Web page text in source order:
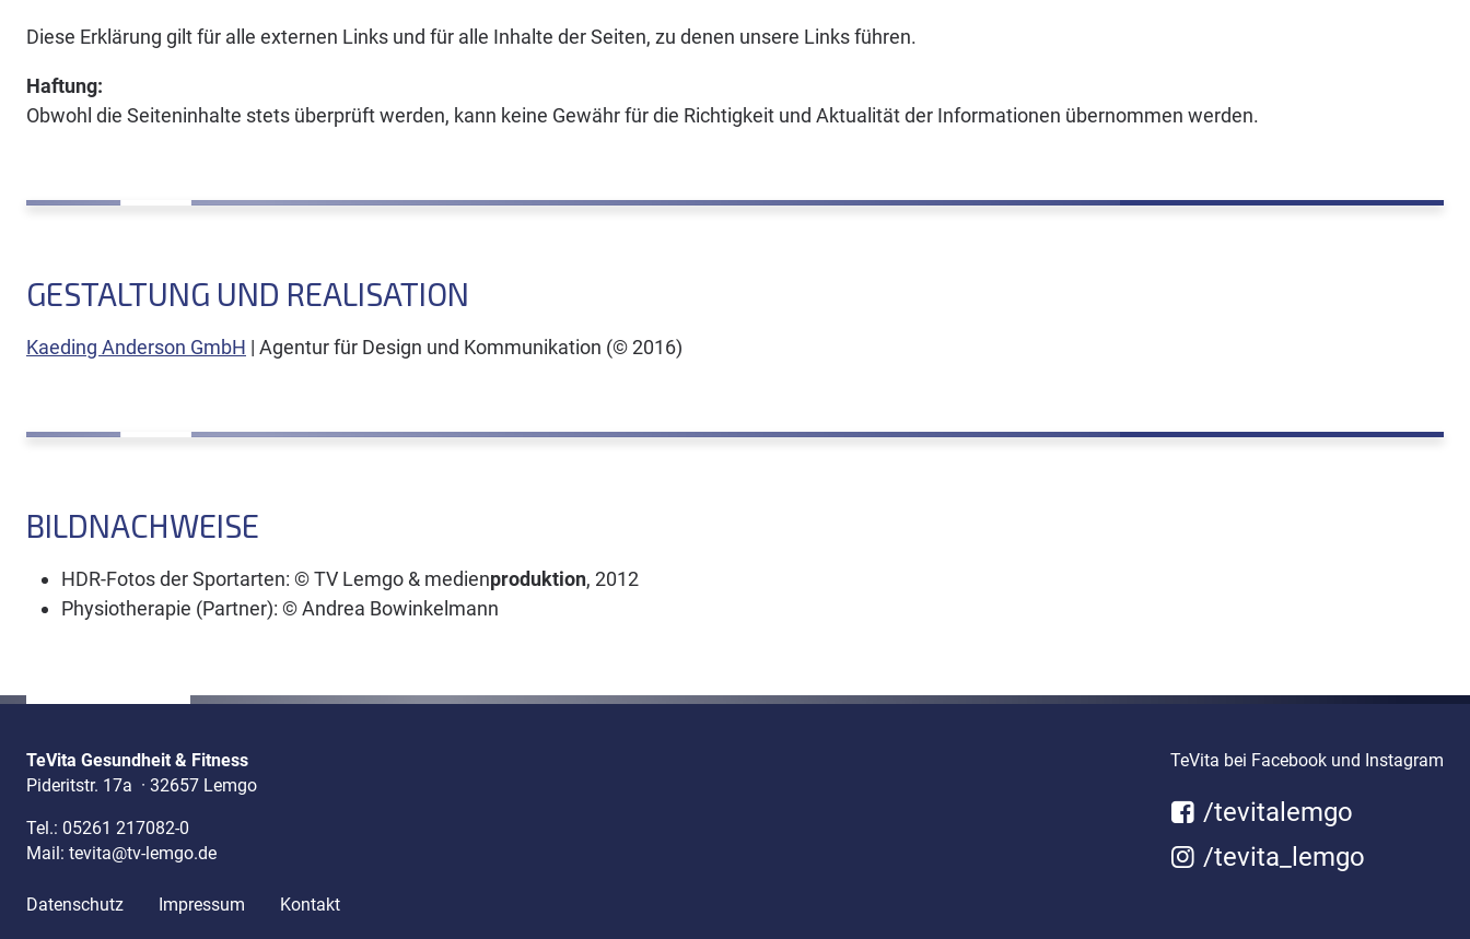
Diese Erklärung gilt für alle externen Links und für alle Inhalte der Seiten, zu denen unsere Links führen.
Haftung:
Obwohl die Seiteninhalte stets überprüft werden, kann keine Gewähr für die Richtigkeit und Aktualität der Informationen übernommen werden.
GESTALTUNG UND REALISATION
Kaeding Anderson GmbH | Agentur für Design und Kommunikation (© 2016)
BILDNACHWEISE
HDR-Fotos der Sportarten: © TV Lemgo & medienproduktion, 2012
Physiotherapie (Partner): © Andrea Bowinkelmann
TeVita Gesundheit & Fitness
Pideritstr. 17a · 32657 Lemgo
Tel.: 05261 217082-0
Mail: tevita@tv-lemgo.de
Datenschutz Impressum Kontakt
TeVita bei Facebook und Instagram
/tevitalemgo
/tevita_lemgo